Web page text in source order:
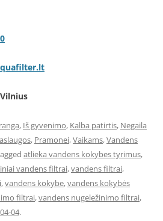
, Iš gyvenimo, Kalba patirtis, Negaila
, Pramonei,Vaikams,Vandens
atlieka vandens kokybes tyrimus,
vandens filtrai,vandens filtrai,
,vandens kokybe,vandens kokybės
filtrai,vandens nugeležinimo filtrai,
04.